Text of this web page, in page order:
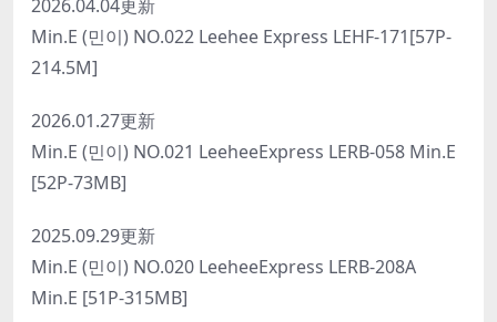
2026.04.04更新
Min.E (민이) NO.022 Leehee Express LEHF-171[57P-
214.5M]
2026.01.27更新
Min.E (민이) NO.021 LeeheeExpress LERB-058 Min.E
[52P-73MB]
2025.09.29更新
Min.E (민이) NO.020 LeeheeExpress LERB-208A
Min.E [51P-315MB]